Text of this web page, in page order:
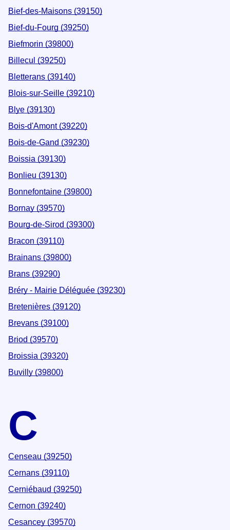
Bief-des-Maisons (39150)
Bief-du-Fourg (39250)
Biefmorin (39800)
Billecul (39250)
Bletterans (39140)
Blois-sur-Seille (39210)
Blye (39130)
Bois-d'Amont (39220)
Bois-de-Gand (39230)
Boissia (39130)
Bonlieu (39130)
Bonnefontaine (39800)
Bornay (39570)
Bourg-de-Sirod (39300)
Bracon (39110)
Brainans (39800)
Brans (39290)
Bréry - Mairie Déléguée (39230)
Bretenières (39120)
Brevans (39100)
Briod (39570)
Broissia (39320)
Buvilly (39800)
C
Censeau (39250)
Cernans (39110)
Cerniébaud (39250)
Cernon (39240)
Cesancey (39570)